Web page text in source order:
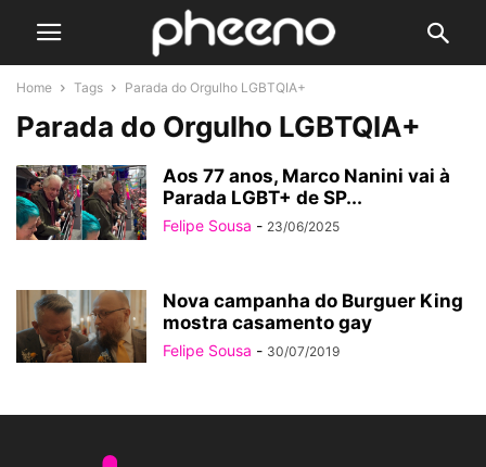
Home Tags Parada do Orgulho LGBTQIA+
Parada do Orgulho LGBTQIA+
Aos 77 anos, Marco Nanini vai à
Parada LGBT+ de SP...
Felipe Sousa - 23/06/2025
Nova campanha do Burguer King
mostra casamento gay
Felipe Sousa - 30/07/2019